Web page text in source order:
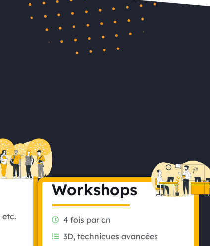
etc.
Workshops
4 fois par an
3D, techniques avancées